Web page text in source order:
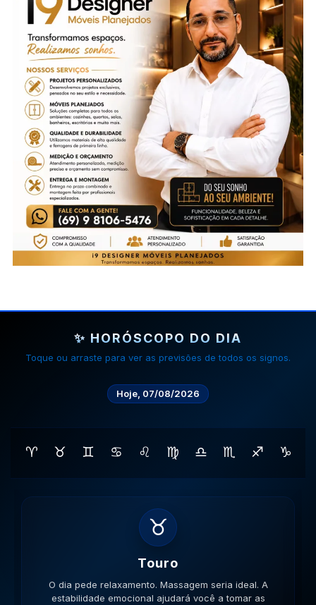
✨ HORÓSCOPO DO DIA
Toque ou arraste para ver as previsões de todos os signos.
Hoje, 07/08/2026
♈ ♉ ♊ ♋ ♌ ♍ ♎ ♏ ♐ ♑
♊
Gemeos
O dia pede movimento. Caminhe, corra, pedale. A
versatilidade é seu ponto forte; use-a para resolver